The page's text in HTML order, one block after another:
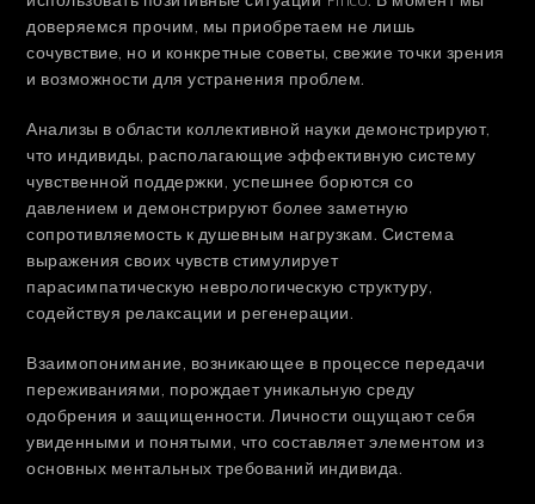
доверяемся прочим, мы приобретаем не лишь
сочувствие, но и конкретные советы, свежие точки зрения
и возможности для устранения проблем.
Анализы в области коллективной науки демонстрируют,
что индивиды, располагающие эффективную систему
чувственной поддержки, успешнее борются со
давлением и демонстрируют более заметную
сопротивляемость к душевным нагрузкам. Система
выражения своих чувств стимулирует
парасимпатическую неврологическую структуру,
содействуя релаксации и регенерации.
Взаимопонимание, возникающее в процессе передачи
переживаниями, порождает уникальную среду
одобрения и защищенности. Личности ощущают себя
увиденными и понятыми, что составляет элементом из
основных ментальных требований индивида.